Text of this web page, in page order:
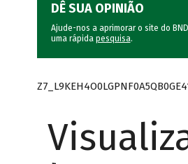
DÊ SUA OPINIÃO
Ajude-nos a aprimorar o site do
uma rápida pesquisa.